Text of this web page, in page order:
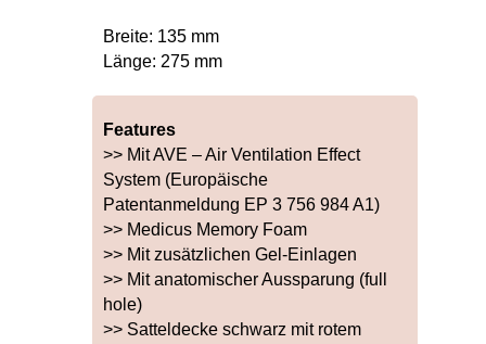
Breite: 135 mm
Länge: 275 mm
Features
>> Mit AVE – Air Ventilation Effect
System (Europäische
Patentanmeldung EP 3 756 984 A1)
>> Medicus Memory Foam
>> Mit zusätzlichen Gel-Einlagen
>> Mit anatomischer Aussparung (full
hole)
>> Satteldecke schwarz mit rotem